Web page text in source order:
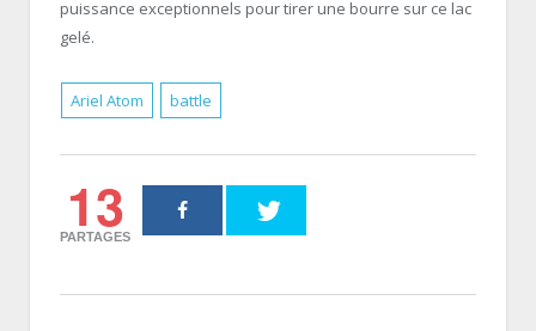
puissance exceptionnels pour tirer une bourre sur ce lac
gelé.
Ariel Atom battle
13
PARTAGES